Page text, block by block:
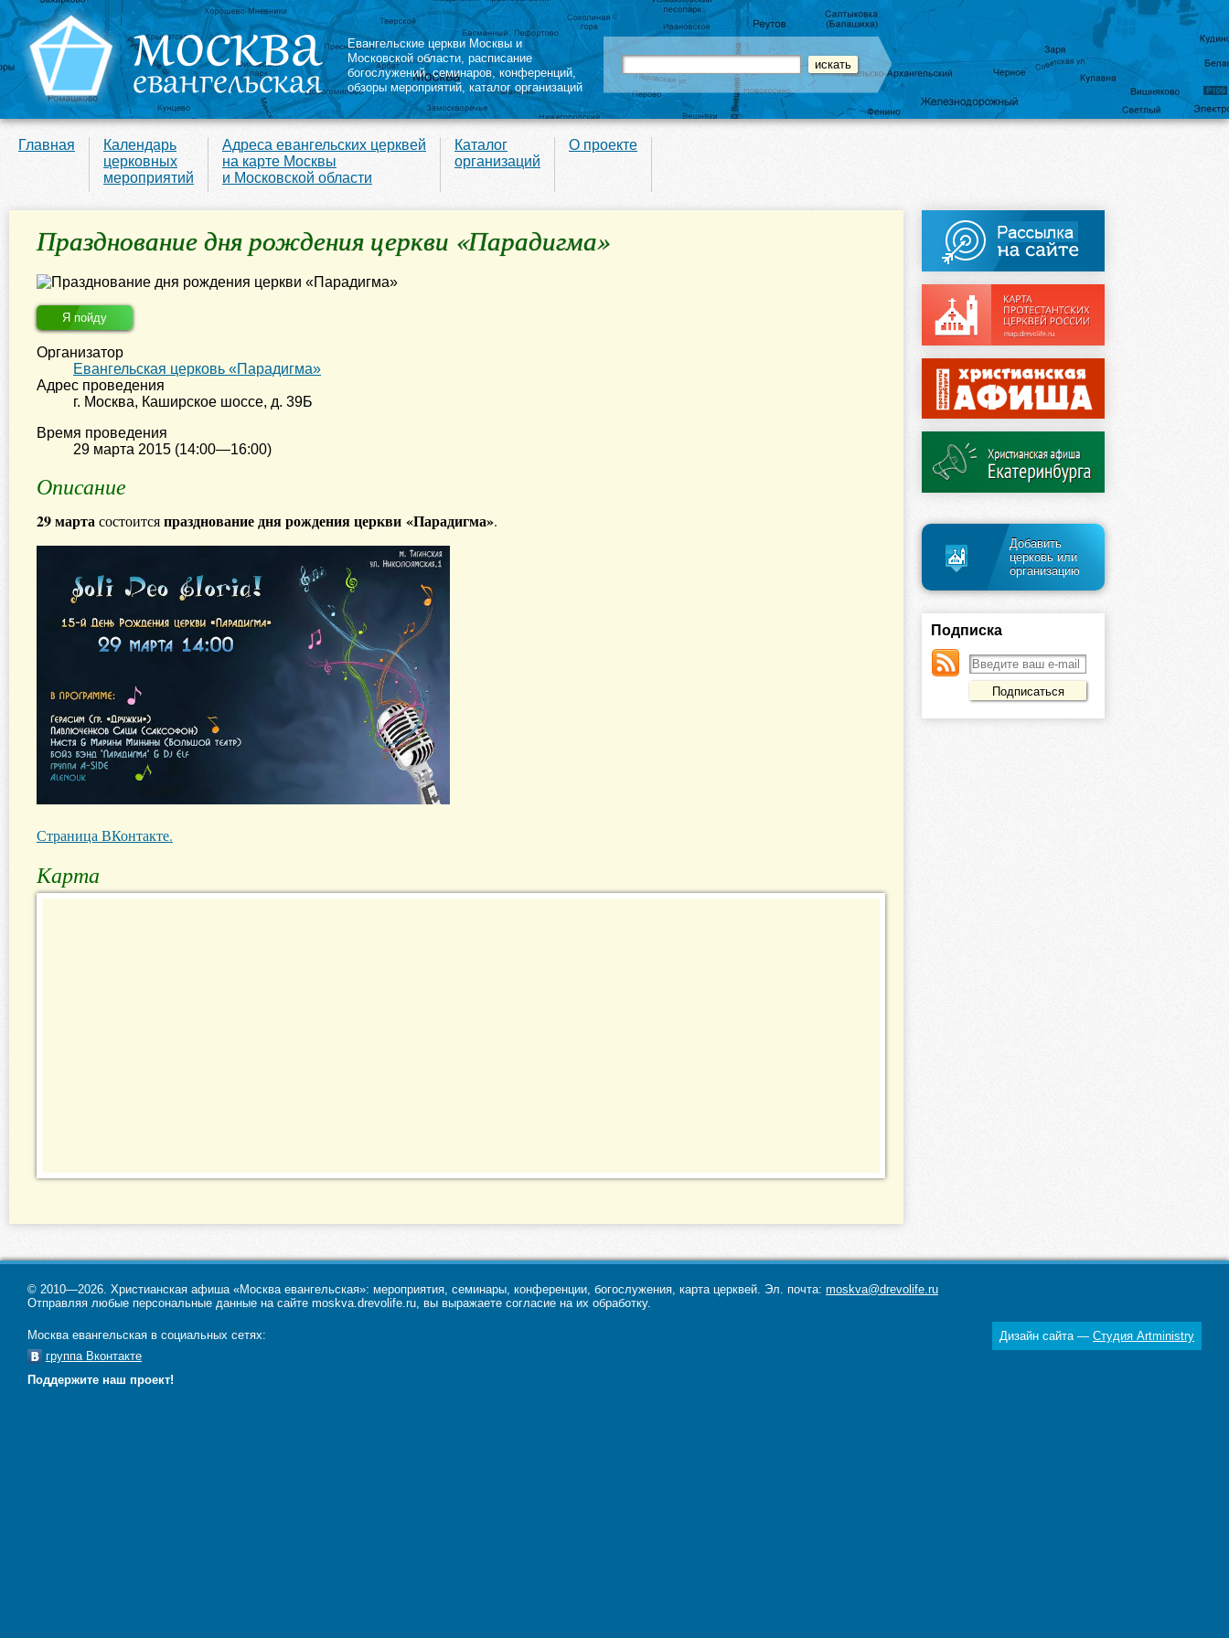
Евангельские церкви Москвы и
Московской области, расписание
богослужений,семинаров,конференций,
обзоры мероприятий, каталог организаций
Главная
Календарь
церковных
мероприятий
Адреса евангельских церквей
на карте Москвы
и Московской области
Каталог
организаций
О проекте
Празднование дня рождения церкви «Парадигма»
Я пойду
Организатор
Евангельская церковь «Парадигма»
Адрес проведения
г. Москва, Каширское шоссе, д. 39Б
Время проведения
29 марта 2015 (14:00—16:00)
Описание
29 мартасостоитсяпразднование дня рождения церкви «Парадигма».
Страница ВКонтакте.
Карта
Добавить
церковь или
организацию
Подписка
© 2010—2026. Христианская афиша «Москва евангельская»: мероприятия, семинары, конференции, богослужения, карта церквей. Эл. почта: moskva@drevolife.ru
Отправляя любые персональные данные на сайте moskva.drevolife.ru, вы выражаете согласие на их обработку.
Москва евангельская в социальных сетях:
группа Вконтакте
Дизайн сайта — Студия Artministry
Поддержите наш проект!